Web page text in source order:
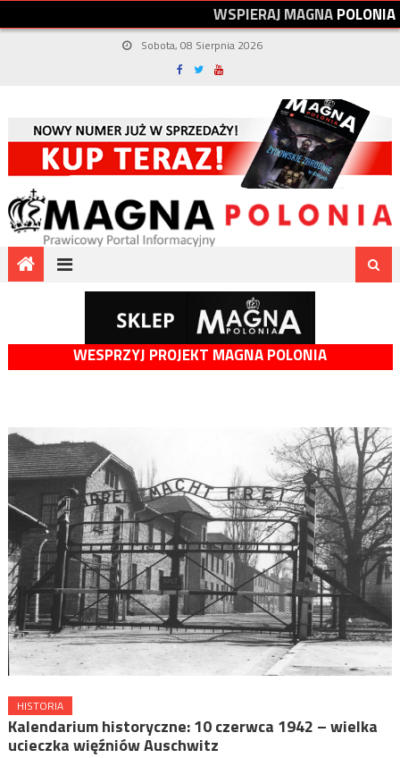
WSPIERAJMAGNAPOLONIA
Sobota, 08 Sierpnia 2026
WESPRZYJ PROJEKT MAGNA POLONIA
HISTORIA
Kalendarium historyczne: 10 czerwca 1942 – wielka
ucieczka więźniów Auschwitz